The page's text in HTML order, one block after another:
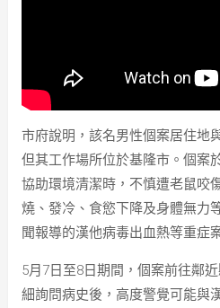
市府說明，該名男性個案居住地
但其工作場所位於基隆市。個案
協助環境清潔時，不慎遭老鼠咬
燒、發冷、食慾下降及身體無力
聞報導的漢他病毒出血熱等重症
5月7日至8日期間，個案前往鄰
細詢問病史後，高度警覺可能與